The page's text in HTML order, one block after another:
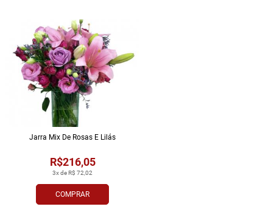
COMPRAR
3x de R$ 72,02
R$216,05
Jarra Mix De Rosas E Lilás